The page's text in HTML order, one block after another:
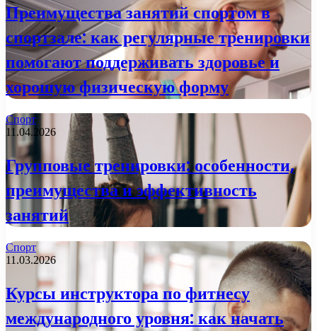
Преимущества занятий спортом в
спортзале: как регулярные тренировки
помогают поддерживать здоровье и
хорошую физическую форму
Спорт
11.04.2026
Групповые тренировки: особенности,
преимущества и эффективность
занятий
Спорт
11.03.2026
Курсы инструктора по фитнесу
международного уровня: как начать